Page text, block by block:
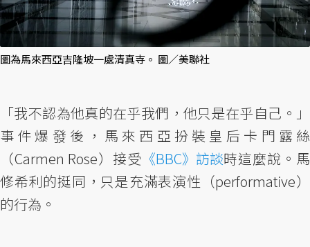
圖為馬來西亞吉隆坡一處清真寺。 圖／美聯社
「我不認為他真的在乎我們，他只是在乎自己。」
事件爆發後，馬來西亞扮裝皇后卡門露絲
（Carmen Rose）接受 《BBC》訪談時這麼說。馬
修希利的挺同，只是充滿表演性（performative）
的行為。